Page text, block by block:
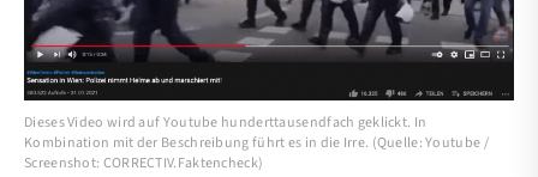
Dieses Video wird auf Youtube hunderttausendfach geklickt. In
Kombination mit der Beschreibung führt es in die Irre. (Quelle: Youtube /
Screenshot: CORRECTIV.Faktencheck)